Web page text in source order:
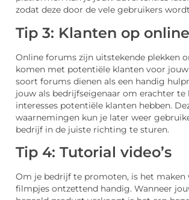
zodat deze door de vele gebruikers
Tip 3: Klanten op
Online forums zijn uitstekende plekken
komen met potentiële klanten voor
soort forums dienen als een handig
jouw als bedrijfseigenaar om erachter te
interesses potentiële klanten hebben.
waarnemingen kun je later weer
bedrijf in de juiste richting te sturen.
Tip 4: Tutorial video’s
Om je bedrijf te promoten, is het maken
filmpjes ontzettend handig. Wanneer